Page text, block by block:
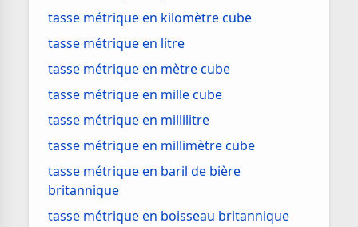
tasse métrique en kilomètre cube
tasse métrique en litre
tasse métrique en mètre cube
tasse métrique en mille cube
tasse métrique en millilitre
tasse métrique en millimètre cube
tasse métrique en baril de bière
britannique
tasse métrique en boisseau britannique